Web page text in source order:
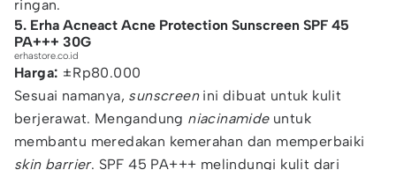
ringan.
5. Erha Acneact Acne Protection Sunscreen SPF 45
PA+++ 30G
erhastore.co.id
Harga: ±Rp80.000
Sesuai namanya, sunscreen ini dibuat untuk kulit
berjerawat. Mengandung niacinamide untuk
membantu meredakan kemerahan dan memperbaiki
skin barrier. SPF 45 PA+++ melindungi kulit dari